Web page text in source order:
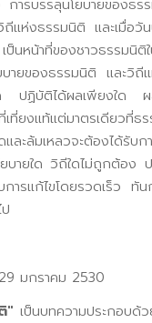
การบรรลุนโยบายของธ
ห่งธรรมนิติ และเมื่อวั
หน้าที่ของชาวธรรมนิติ
บายของธรรมนิติ และวิถี
ปฏิบัติได้ผลเพียงใด ผล
เที่ยงแท้แต่มาตรเดียวที่ธ
ะล้มเหลวจะต้องได้รับก
ายใด วิถีใดไม่ถูกต้อง ป
ารแก้ไขโดยรวดเร็ว ทั
มกราคม 2530
" เป็นบทความประกอบด้